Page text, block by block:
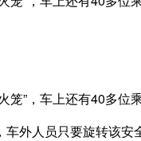
外人员只要旋转该安